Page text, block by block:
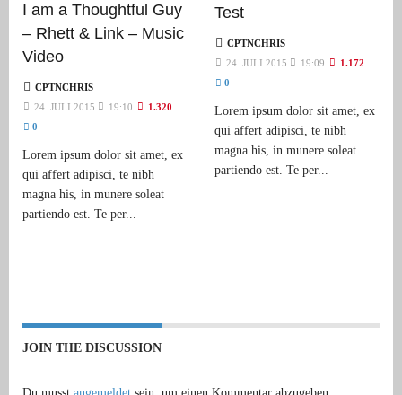
I am a Thoughtful Guy
– Rhett & Link – Music
Video
CPTNCHRIS
24. JULI 2015
19:10
1.320
0
Lorem ipsum dolor sit amet, ex
qui affert adipisci, te nibh
magna his, in munere soleat
partiendo est. Te per...
Test
CPTNCHRIS
24. JULI 2015
19:09
1.172
0
Lorem ipsum dolor sit amet, ex
qui affert adipisci, te nibh
magna his, in munere soleat
partiendo est. Te per...
JOIN THE DISCUSSION